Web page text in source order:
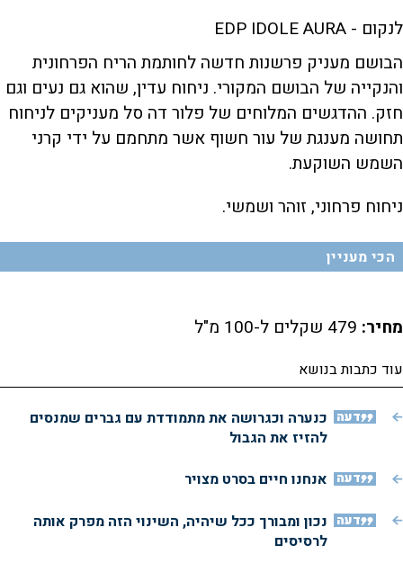
לנקום - EDP IDOLE AURA
הבושם מעניק פרשנות חדשה לחותמת הריח הפרחונית
והנקייה של הבושם המקורי. ניחוח עדין, שהוא גם נעים וגם
חזק. ההדגשים המלוחים של פלור דה סל מעניקים לניחוח
תחושה מענגת של עור חשוף אשר מתחמם על ידי קרני
השמש השוקעת.
ניחוח פרחוני, זוהר ושמשי.
הכי מעניין
מחיר:
עוד כתבות בנושא
דעה כנערה וכגרושה את מתמודדת עם גברים שמנסים
להזיז את הגבול
דעה אנחנו חיים בסרט מצויר
דעה נכון ומבורך ככל שיהיה, השינוי הזה מפרק אותה
לרסיסים